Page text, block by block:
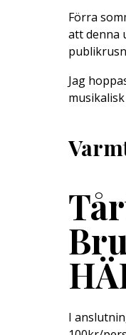
Förra
att denna
Jag
I